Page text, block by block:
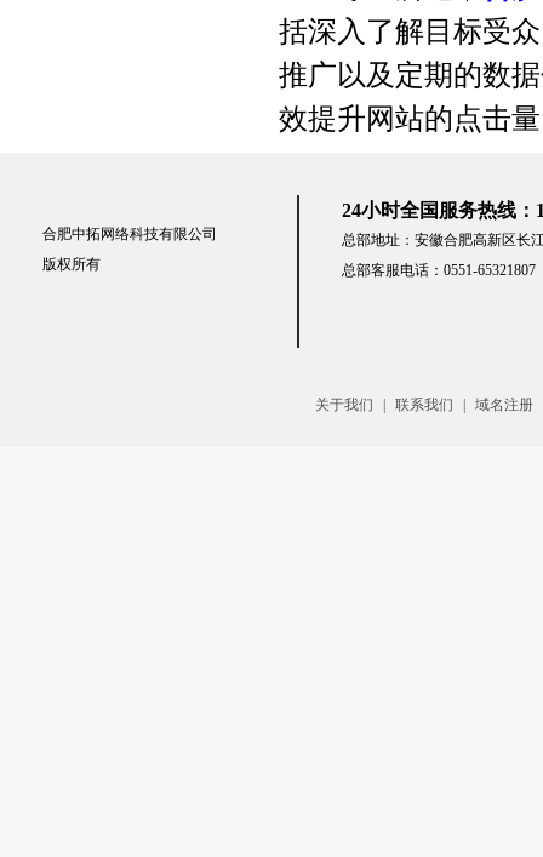
括深入了解目标受
推广以及定期的数
效提升网站的点击
合肥中拓网络科技有限公司
版权所有
24小时全国服务热线：
总部地址：安徽合肥高新区长
总部客服电话：0551-65321807
关于我们 联系我们 域名注册